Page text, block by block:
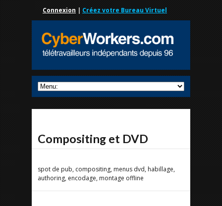
Connexion | Créez votre Bureau Virtuel
Compositing et DVD
spot de pub, compositing, menus dvd, habillage,
authoring, encodage, montage offline